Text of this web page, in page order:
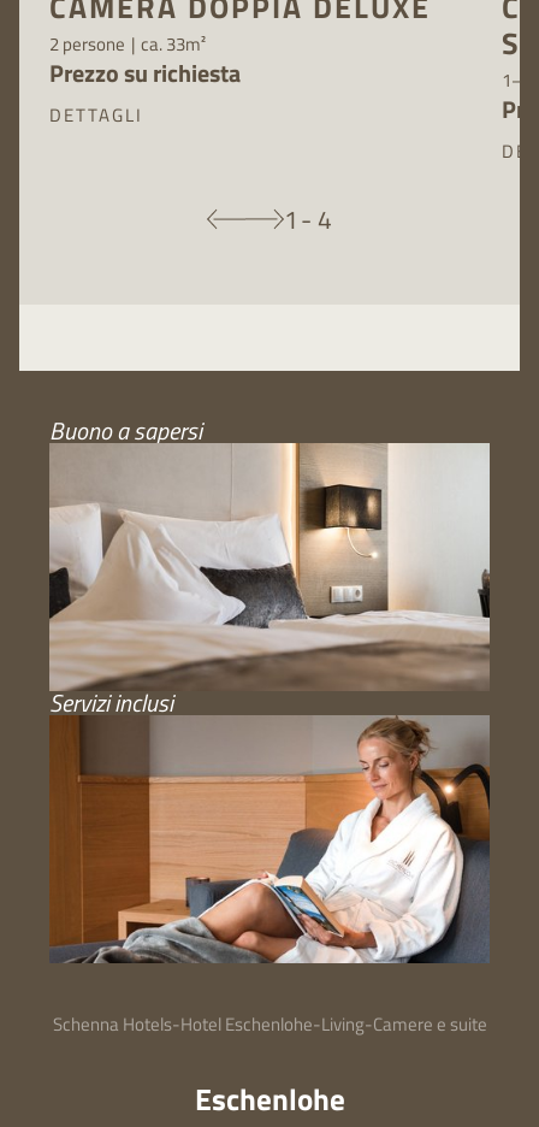
2 persone | ca. 33m²
Prezzo su richiesta
DETTAGLI
1–2
1- 4
Buono a sapersi
Servizi inclusi
Schenna Hotels-Hotel Eschenlohe-Living-Camere e suite
Eschenlohe